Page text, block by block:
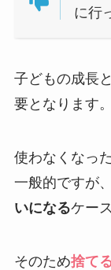
に行
子どもの成長
要となります。
使わなくなっ
一般的ですが
いになるケー
そのため捨て